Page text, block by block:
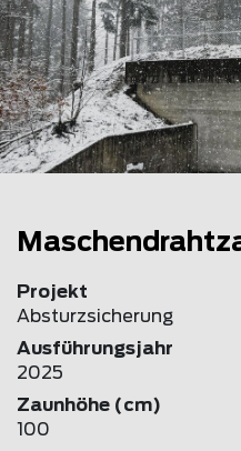
Projekt
Absturzsicherung
Ausführungsjahr
2025
Zaunhöhe (cm)
100